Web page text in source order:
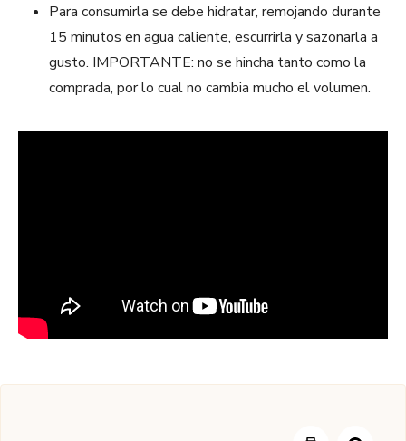
Para consumirla se debe hidratar, remojando durante
15 minutos en agua caliente, escurrirla y sazonarla a
gusto. IMPORTANTE: no se hincha tanto como la
comprada, por lo cual no cambia mucho el volumen.